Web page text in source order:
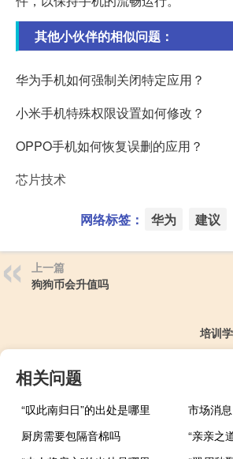
其他小伙伴的相似问题：
华为手机如何强制关闭特定应用？
小米手机特殊权限设置如何修改？
OPPO手机如何恢复误删的应用？
芯片技术
网络标签： 华为 建议
上一篇
狗狗币会升值吗
培训
相关问题
“叹此南归日”的出处是哪里
厨房需要包隔音棉吗
“亲亲之